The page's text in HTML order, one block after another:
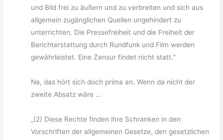
und Bild frei zu äußern und zu verbreiten und sich aus
allgemein zugänglichen Quellen ungehindert zu
unterrichten. Die Pressefreiheit und die Freiheit der
Berichterstattung durch Rundfunk und Film werden
gewährleistet. Eine Zensur findet nicht statt.“
Na, das hört sich doch prima an. Wenn da nicht der
zweite Absatz wäre …
„(2) Diese Rechte finden ihre Schranken in den
Vorschriften der allgemeinen Gesetze, den gesetzlichen